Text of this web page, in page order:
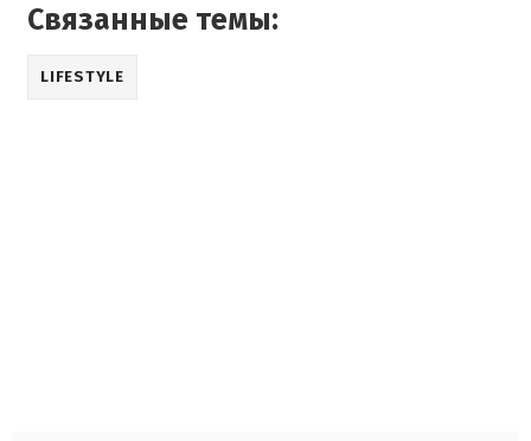
Связанные темы:
LIFESTYLE